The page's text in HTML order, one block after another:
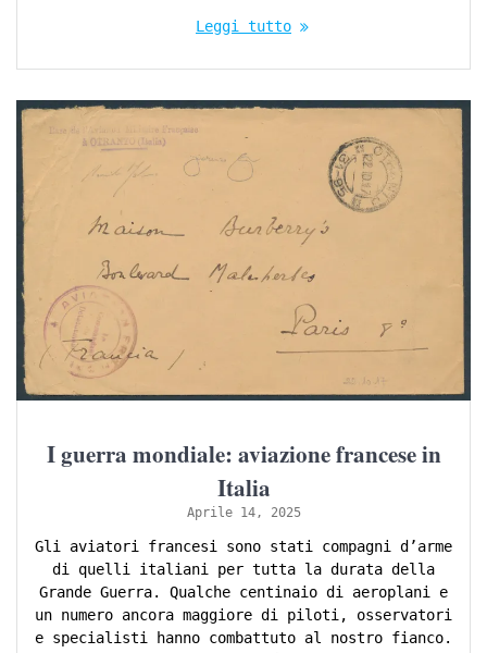
Leggi tutto
I guerra mondiale: aviazione francese in
Italia
Aprile 14, 2025
Gli aviatori francesi sono stati compagni d’arme
di quelli italiani per tutta la durata della
Grande Guerra. Qualche centinaio di aeroplani e
un numero ancora maggiore di piloti, osservatori
e specialisti hanno combattuto al nostro fianco.